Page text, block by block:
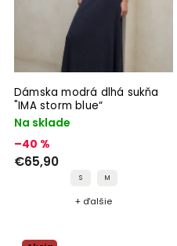
Dámska modrá dlhá sukňa
"IMA storm blue“
Na sklade
–40 %
€65,90
S M
+ ďalšie